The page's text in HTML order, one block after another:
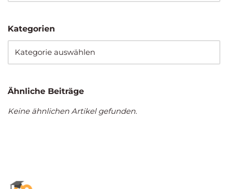
Kategorien
Ähnliche Beiträge
Keine ähnlichen Artikel gefunden.